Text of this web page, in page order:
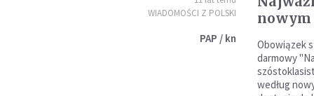
WIADOMOŚCI Z POLSKI
PAP / kn
Obowiązek
darmowy
według